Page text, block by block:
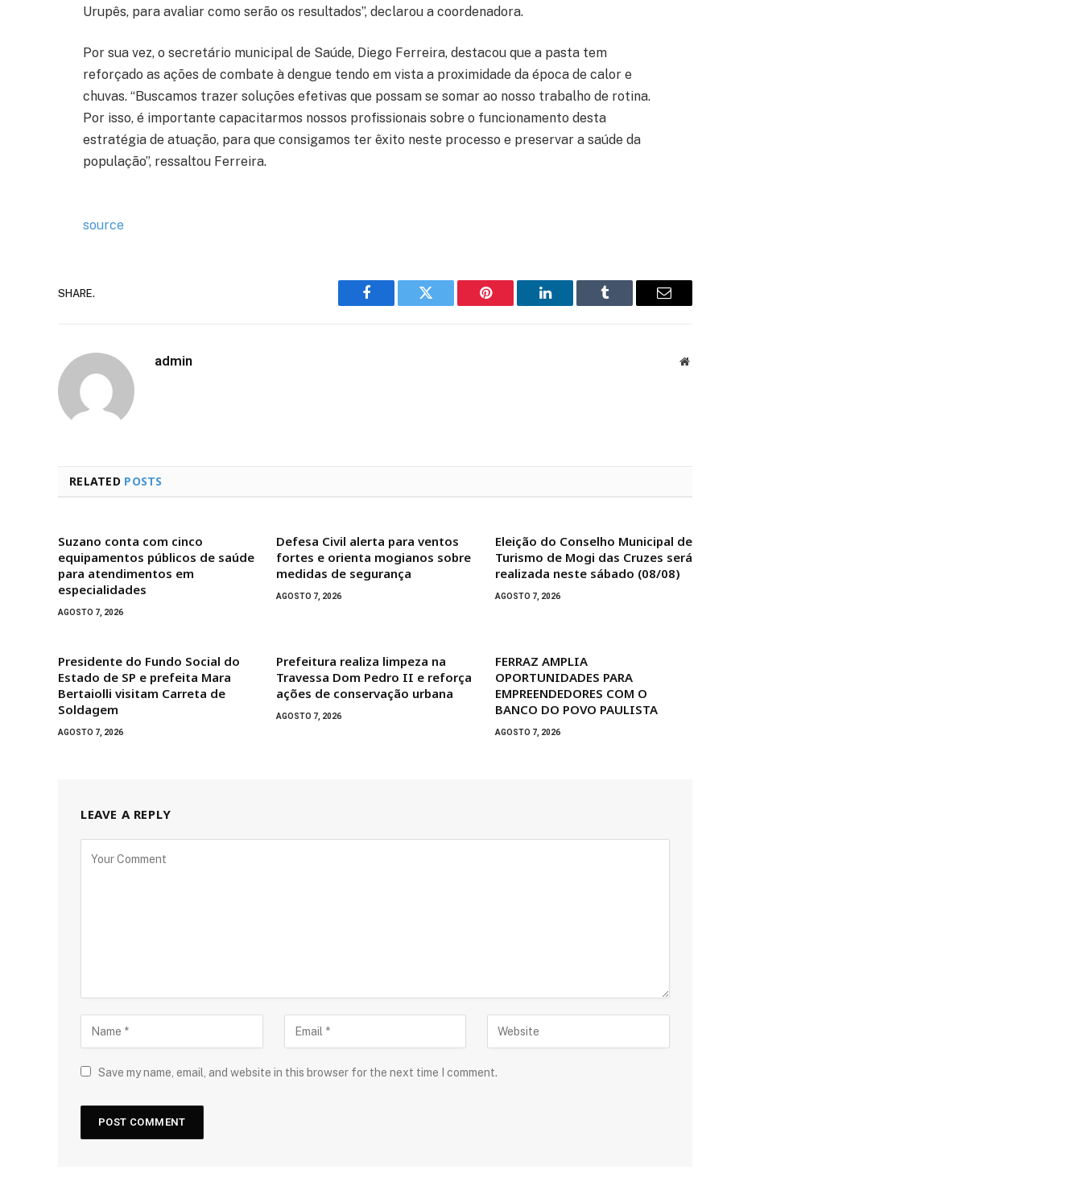
Urupês, para avaliar como serão os resultados”, declarou a coordenadora.
Por sua vez, o secretário municipal de Saúde, Diego Ferreira, destacou que a pasta tem
reforçado as ações de combate à dengue tendo em vista a proximidade da época de calor e
chuvas. “Buscamos trazer soluções efetivas que possam se somar ao nosso trabalho de rotina.
Por isso, é importante capacitarmos nossos profissionais sobre o funcionamento desta
estratégia de atuação, para que consigamos ter êxito neste processo e preservar a saúde da
população”, ressaltou Ferreira.
source
SHARE.
Facebook Twitter Pinterest LinkedIn Tumblr Email
admin Website
RELATED POSTS
Suzano conta com cinco
equipamentos públicos de saúde
para atendimentos em
especialidades
AGOSTO 7, 2026
Defesa Civil alerta para ventos
fortes e orienta mogianos sobre
medidas de segurança
AGOSTO 7, 2026
Eleição do Conselho Municipal de
Turismo de Mogi das Cruzes será
realizada neste sábado (08/08)
AGOSTO 7, 2026
Presidente do Fundo Social do
Estado de SP e prefeita Mara
Bertaiolli visitam Carreta de
Soldagem
AGOSTO 7, 2026
Prefeitura realiza limpeza na
Travessa Dom Pedro II e reforça
ações de conservação urbana
AGOSTO 7, 2026
FERRAZ AMPLIA
OPORTUNIDADES PARA
EMPREENDEDORES COM O
BANCO DO POVO PAULISTA
AGOSTO 7, 2026
LEAVE A REPLY
Save my name, email, and website in this browser for the next time I comment.